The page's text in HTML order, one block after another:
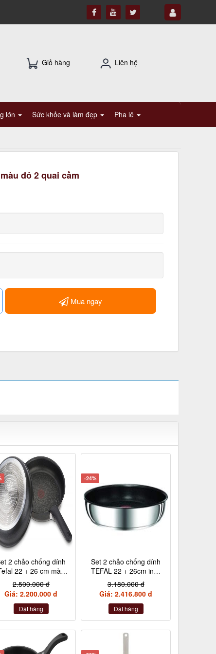
Giỏ hàng Liên hệ
lớn Sức khỏe và làm đẹp Pha lê
đỏ 2 quai cầm
Mua ngay
2 chảo chống dính
22 + 26 cm màu
đen cán rời L65091
2.500.000 đ
Giá: 2.200.000 đ
Đặt hàng
-24%
Set 2 chảo chống dính
TEFAL 22 + 26cm inox
cán rời L94090
3.180.000 đ
Giá: 2.416.800 đ
Đặt hàng